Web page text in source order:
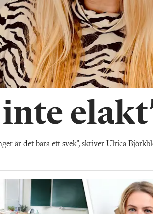
är det bara ett svek”, skriver Ulrica